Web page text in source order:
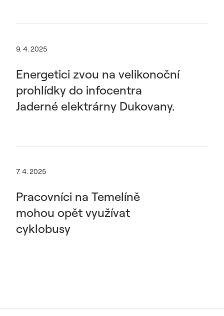
9. 4. 2025
Energetici zvou na velikonoční
prohlídky do infocentra
Jaderné elektrárny Dukovany.
7. 4. 2025
Pracovníci na Temelíně
mohou opět využívat
cyklobusy